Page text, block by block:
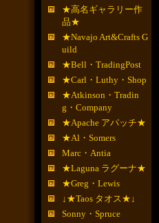
★高名ギャラリー作
品★
★Navajo Art&Crafts G
uild
★Bell・TradingPost
★Carl・Luthy・Shop
★Atkinson・Tradin
g・Company
★Apache アパッチ★
★Al・Somers
Marc・Antia
★Laguna ラグーナ★
★Greg・Lewis
↓★Taos タオス★↓
Sonny・Spruce